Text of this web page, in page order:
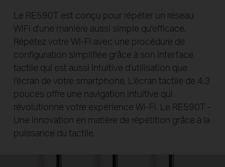
Le RE590T est conçu pour répéter un réseau
WiFi d'une manière aussi simple qu'efficace.
Répétez votre Wi-Fi avec une procédure de
configuration simplifiée grâce à son interface
tactile qui est aussi intuitive d'utilisation que
l'écran de votre smartphone. L'écran tactile de 4.3
pouces offre une navigation intuitive qui
révolutionne votre expérience Wi-Fi. Le RE590T -
Une innovation en matière de répétition grâce à la
puissance du tactile.